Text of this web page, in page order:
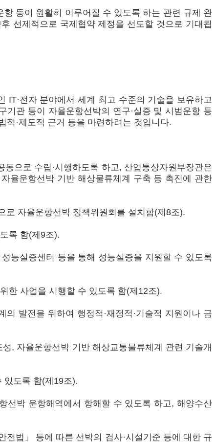
등이 원활히 이루어질 수 있도록 하는 관련 규제 완
선제적으로 국제협약 제정을 선도할 것으로 기대됩
IT·전자 분야에서 세계 최고 수준의 기술을 보유하고
기관 등이 자율운항선박의 연구·실증 및 시범운항 등
·제도적 근거 등을 마련하려는 것입니다.
으로 수립·시행하도록 하고, 산업통상자원부장관은
율운항선박 기반 해상물류체계 구축 등 촉진에 관한
자율운항선박 정책위원회를 설치함(제8조).
록 함(제9조).
능실증센터 등을 통해 성능실증을 지원할 수 있도록
한 사업을 시행할 수 있도록 함(제12조).
발전을 위하여 행정적·재정적·기술적 지원이나 금
, 자율운항선박 기반 해상교통물류체계 관련 기술개
있도록 함(제19조).
선박 운항해역에서 항해할 수 있도록 하고, 해양수산
법」 등에 따른 선박의 검사·시설기준 등에 대한 규